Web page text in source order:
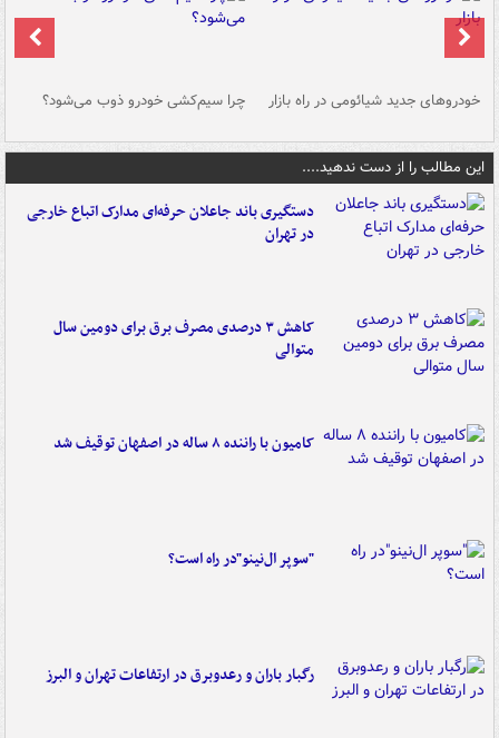
خودروهای جدید شیائومی در راه بازار چرا سیم‌کشی خودرو ذوب می‌شود؟
این مطالب را از دست ندهید....
دستگیری باند جاعلان حرفه‌ای مدارک اتباع خارجی
در تهران
کاهش ۳ درصدی مصرف برق برای دومین سال
متوالی
کامیون با راننده ۸ ساله در اصفهان توقیف شد
"سوپر ال‌نینو"در راه است؟
رگبار باران و رعدوبرق در ارتفاعات تهران و البرز